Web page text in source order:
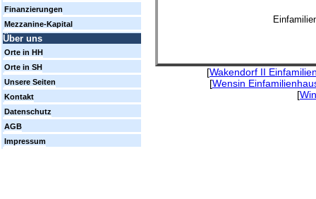
[Wakendorf II
[Wensin
[
Finanzierungen
Mezzanine-Kapital
Über uns
Orte in HH
Orte in SH
Unsere Seiten
Kontakt
Datenschutz
AGB
Impressum